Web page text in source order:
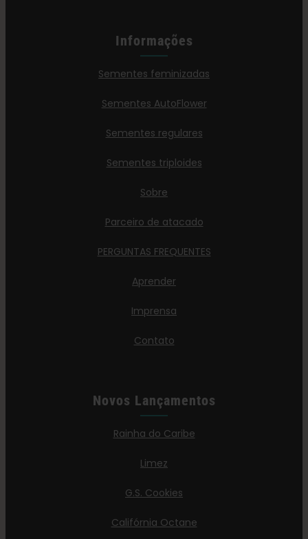
Informações
Sementes feminizadas
Sementes AutoFlower
Sementes regulares
Sementes triploides
Sobre
Parceiro de atacado
PERGUNTAS FREQUENTES
Aprender
Imprensa
Contato
Novos Lançamentos
Rainha do Caribe
Limez
G.S. Cookies
Califórnia Octane